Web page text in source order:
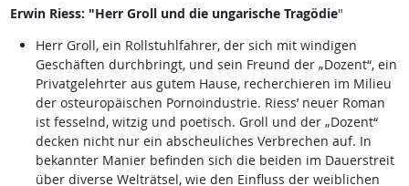
Erwin Riess: "Herr Groll und die ungarische Tragödie"
Herr Groll, ein Rollstuhlfahrer, der sich mit windigen
Geschäften durchbringt, und sein Freund der „Dozent“, ein
Privatgelehrter aus gutem Hause, recherchieren im Milieu
der osteuropäischen Pornoindustrie. Riess’ neuer Roman
ist fesselnd, witzig und poetisch. Groll und der „Dozent“
decken nicht nur ein abscheuliches Verbrechen auf. In
bekannter Manier befinden sich die beiden im Dauerstreit
über diverse Welträtsel, wie den Einfluss der weiblichen